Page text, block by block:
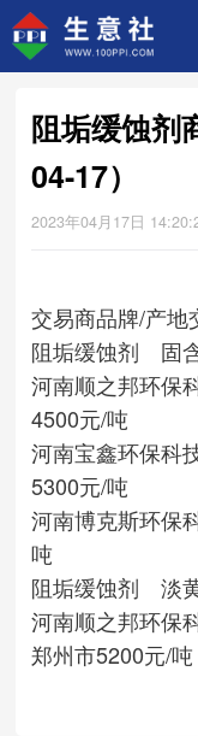
阻垢缓蚀剂
04-17）
2023年04月17日
交易商品牌/产地
阻垢缓蚀剂 固
河南顺之邦环保
4500元/吨
河南宝鑫环保科
5300元/吨
河南博克斯环保
吨
阻垢缓蚀剂 淡
河南顺之邦环保
郑州市5200元/吨